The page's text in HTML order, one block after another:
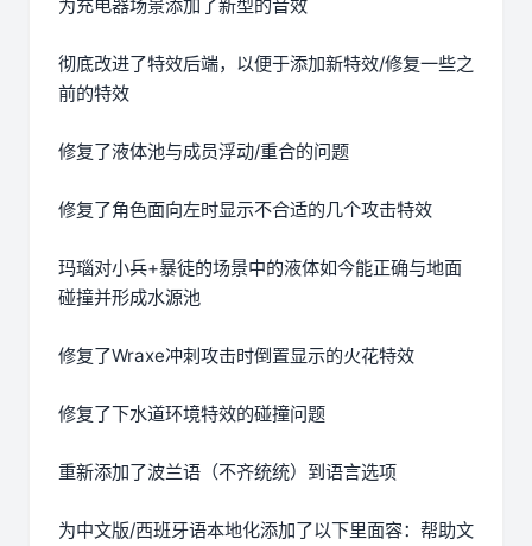
为充电器场景添加了新型的音效
彻底改进了特效后端，以便于添加新特效/修复一些之
前的特效
修复了液体池与成员浮动/重合的问题
修复了角色面向左时显示不合适的几个攻击特效
玛瑙对小兵+暴徒的场景中的液体如今能正确与地面
碰撞并形成水源池
修复了Wraxe冲刺攻击时倒置显示的火花特效
修复了下水道环境特效的碰撞问题
重新添加了波兰语（不齐统统）到语言选项
为中文版/西班牙语本地化添加了以下里面容：帮助文